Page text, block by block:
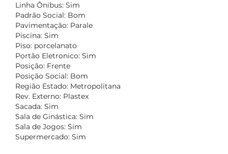
Linha Ônibus: Sim
Padrão Social: Bom
Pavimentação: Parale
Piscina: Sim
Piso: porcelanato
Portão Eletronico: Sim
Posição: Frente
Posição Social: Bom
Região Estado: Metropolitana
Rev. Externo: Plastex
Sacada: Sim
Sala de Ginástica: Sim
Sala de Jogos: Sim
Supermercado: Sim